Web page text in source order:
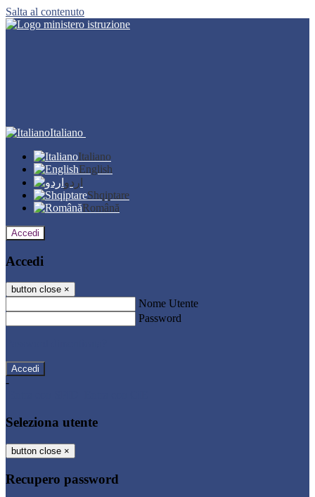
Salta al contenuto
Italiano
Italiano
English
اردو
Shqiptare
Română
Accedi
Accedi
button close ×
Nome Utente
Password
-
Seleziona utente
button close ×
Recupero password